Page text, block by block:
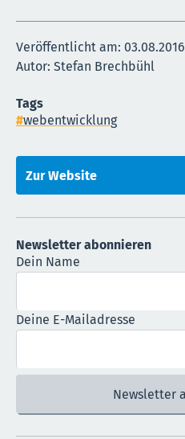
Veröffentlicht am: 03.08.2016
Autor: Stefan Brechbühl
Tags
webentwicklung
Zur Website
Newsletter abonnieren
Dein Name
Deine E-Mailadresse